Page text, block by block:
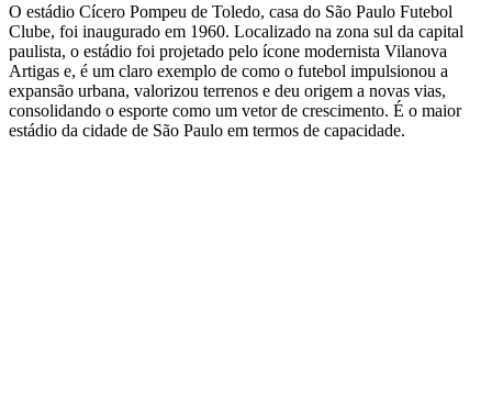
O estádio Cícero Pompeu de Toledo, casa do São Paulo Futebol
Clube, foi inaugurado em 1960. Localizado na zona sul da capital
paulista, o estádio foi projetado pelo ícone modernista Vilanova
Artigas e, é um claro exemplo de como o futebol impulsionou a
expansão urbana, valorizou terrenos e deu origem a novas vias,
consolidando o esporte como um vetor de crescimento. É o maior
estádio da cidade de São Paulo em termos de capacidade.